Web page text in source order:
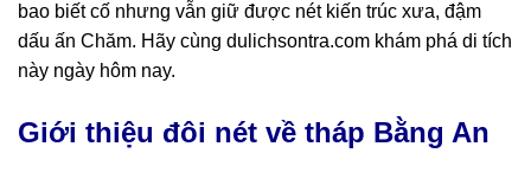
bao biết cố nhưng vẫn giữ được nét kiến trúc xưa, đậm
dấu ấn Chăm. Hãy cùng dulichsontra.com khám phá di tích
này ngày hôm nay.
Giới thiệu đôi nét về tháp Bằng An